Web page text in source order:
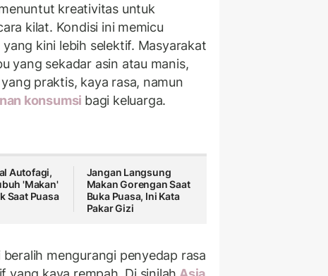
kreativitas untuk
kilat. Kondisi ini memicu
kini lebih selektif. Masyarakat
yang sekadar asin atau manis,
yang praktis, kaya rasa, namun
konsumsi bagi keluarga.
Autofagi,
'Makan'
Saat Puasa
Jangan Langsung
Makan Gorengan Saat
Buka Puasa, Ini Kata
Pakar Gizi
mengurangi penyedap rasa